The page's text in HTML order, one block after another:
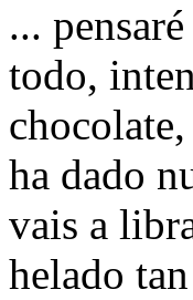
...
todo,
ha dado
vais a
helado